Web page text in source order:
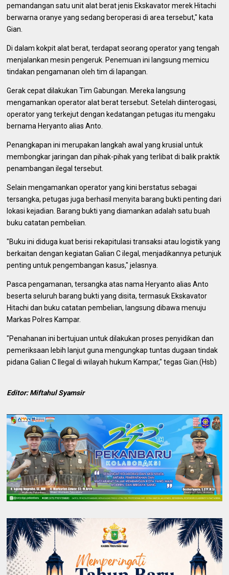
pemandangan satu unit alat berat jenis Ekskavator merek Hitachi
berwarna oranye yang sedang beroperasi di area tersebut," kata
Gian.
Di dalam kokpit alat berat, terdapat seorang operator yang tengah
menjalankan mesin pengeruk. Penemuan ini langsung memicu
tindakan pengamanan oleh tim di lapangan.
Gerak cepat dilakukan Tim Gabungan. Mereka langsung
mengamankan operator alat berat tersebut. Setelah diinterogasi,
operator yang terkejut dengan kedatangan petugas itu mengaku
bernama Heryanto alias Anto.
Penangkapan ini merupakan langkah awal yang krusial untuk
membongkar jaringan dan pihak-pihak yang terlibat di balik praktik
penambangan ilegal tersebut.
Selain mengamankan operator yang kini berstatus sebagai
tersangka, petugas juga berhasil menyita barang bukti penting dari
lokasi kejadian. Barang bukti yang diamankan adalah satu buah
buku catatan pembelian.
"Buku ini diduga kuat berisi rekapitulasi transaksi atau logistik yang
berkaitan dengan kegiatan Galian C ilegal, menjadikannya petunjuk
penting untuk pengembangan kasus," jelasnya.
Pasca pengamanan, tersangka atas nama Heryanto alias Anto
beserta seluruh barang bukti yang disita, termasuk Ekskavator
Hitachi dan buku catatan pembelian, langsung dibawa menuju
Markas Polres Kampar.
"Penahanan ini bertujuan untuk dilakukan proses penyidikan dan
pemeriksaan lebih lanjut guna mengungkap tuntas dugaan tindak
pidana Galian C Ilegal di wilayah hukum Kampar," tegas Gian.(Hsb)
Editor: Miftahul Syamsir